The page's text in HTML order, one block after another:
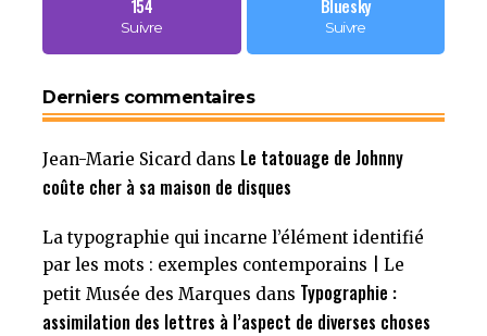
154
Suivre
Bluesky
Suivre
Derniers commentaires
Jean-Marie Sicard dans Le tatouage de Johnny
coûte cher à sa maison de disques
La typographie qui incarne l’élément identifié
par les mots : exemples contemporains | Le
petit Musée des Marques dans Typographie :
assimilation des lettres à l’aspect de diverses choses